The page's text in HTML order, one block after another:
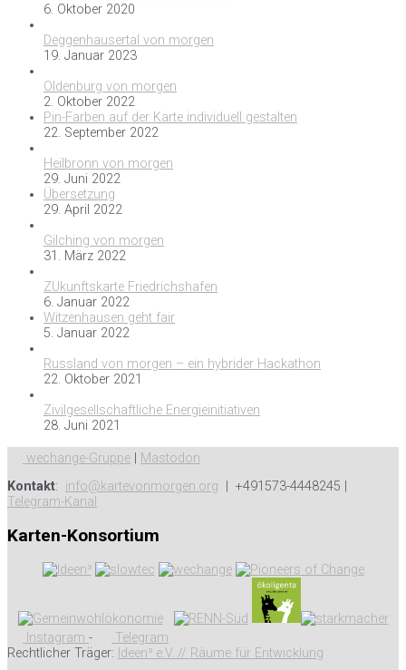
6. Oktober 2020
Deggenhausertal von morgen
19. Januar 2023
Oldenburg von morgen
2. Oktober 2022
Pin-Farben auf der Karte individuell gestalten
22. September 2022
Heilbronn von morgen
29. Juni 2022
Übersetzung
29. April 2022
Gilching von morgen
31. März 2022
ZUkunftskarte Friedrichshafen
6. Januar 2022
Witzenhausen geht fair
5. Januar 2022
Russland von morgen – ein hybrider Hackathon
22. Oktober 2021
Zivilgesellschaftliche Energieinitiativen
28. Juni 2021
wechange-Gruppe
Mastodon
Kontakt: info@kartevonmorgen.org | +491573-4448245 |
Telegram-Kanal
Karten-Konsortium
Instagram -
Telegram
Rechtlicher Träger: Ideen³ e.V. // Räume für Entwicklung